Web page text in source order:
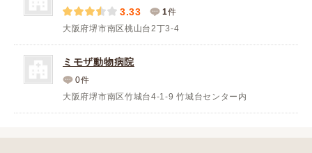
3.33
1件
大阪府堺市南区桃山台2丁3-4
ミモザ動物病院
0件
大阪府堺市南区竹城台4-1-9 竹城台センター内